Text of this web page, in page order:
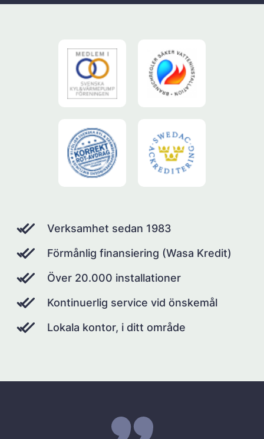
Verksamhet sedan 1983
Förmånlig finansiering (Wasa Kredit)
Över 20.000 installationer
Kontinuerlig service vid önskemål
Lokala kontor, i ditt område